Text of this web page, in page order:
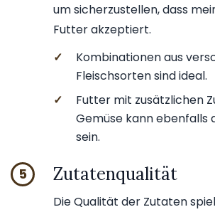
um sicherzustellen, dass
Futter akzeptiert.
✓
Kombinationen aus
Fleischsorten sind ideal.
✓
Futter mit zusätzlichen
Gemüse kann ebenfalls
sein.
5 Zutatenqualität
Die Qualität der Zutaten